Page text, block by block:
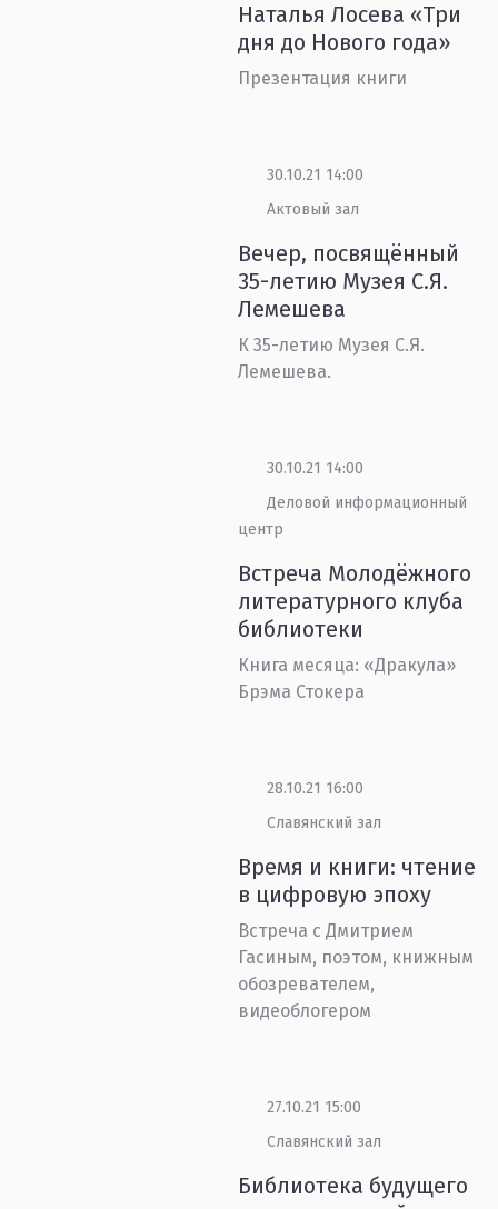
Наталья Лосева «Три
дня до Нового года»
Презентация книги
30.10.21 14:00
Актовый зал
Вечер, посвящённый
35-летию Музея С.Я.
Лемешева
К 35-летию Музея С.Я.
Лемешева.
30.10.21 14:00
Деловой информационный
центр
Встреча Молодёжного
литературного клуба
библиотеки
Книга месяца: «Дракула»
Брэма Стокера
28.10.21 16:00
Славянский зал
Время и книги: чтение
в цифровую эпоху
Встреча с Дмитрием
Гасиным, поэтом, книжным
обозревателем,
видеоблогером
27.10.21 15:00
Славянский зал
Библиотека будущего